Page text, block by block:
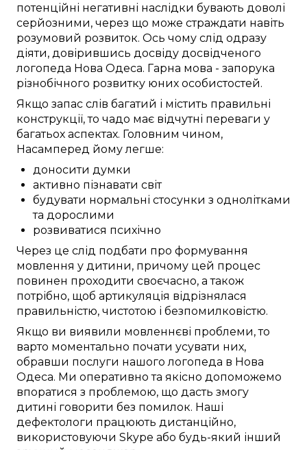
потенційні негативні наслідки бувають доволі
серйозними, через що може страждати навіть
розумовий розвиток. Ось чому слід одразу
діяти, довірившись досвіду досвідченого
логопеда Нова Одеса. Гарна мова - запорука
різнобічного розвитку юних особистостей.
Якщо запас слів багатий і містить правильні
конструкції, то чадо має відчутні переваги у
багатьох аспектах. Головним чином,
Насамперед йому легше:
доносити думки
активно пізнавати світ
будувати нормальні стосунки з однолітками
та дорослими
розвиватися психічно
Через це слід подбати про формування
мовлення у дитини, причому цей процес
повинен проходити своєчасно, а також
потрібно, щоб артикуляція відрізнялася
правильністю, чистотою і безпомилковістю.
Якщо ви виявили мовленнєві проблеми, то
варто моментально почати усувати них,
обравши послуги нашого логопеда в Нова
Одеса. Ми оперативно та якісно допоможемо
впоратися з проблемою, що дасть змогу
дитині говорити без помилок. Наші
дефектологи працюють дистанційно,
використовуючи Skype або будь-який інший